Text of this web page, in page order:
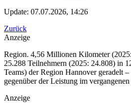
Update: 07.07.2026, 14:26
Zurück
Anzeige
Region. 4,56 Millionen Kilometer
25.288 Teilnehmern (2025: 24.808) in
Teams) der Region Hannover geradelt –
gegenüber der Leistung im vergangenen
Anzeige